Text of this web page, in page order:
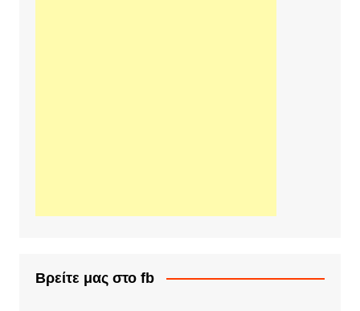
Βρείτε μας στο fb